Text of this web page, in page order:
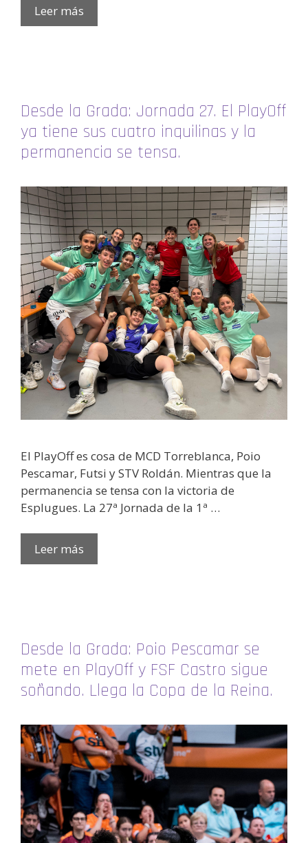
Leer más
Desde la Grada: Jornada 27. El PlayOff
ya tiene sus cuatro inquilinas y la
permanencia se tensa.
El PlayOff es cosa de MCD Torreblanca, Poio
Pescamar, Futsi y STV Roldán. Mientras que la
permanencia se tensa con la victoria de
Esplugues. La 27ª Jornada de la 1ª …
Leer más
Desde la Grada: Poio Pescamar se
mete en PlayOff y FSF Castro sigue
soñando. Llega la Copa de la Reina.